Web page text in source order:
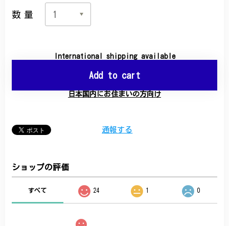
数量
International shipping available
Add to cart
日本国内にお住まいの方向け
通報する
ショップの評価
すべて 24 1 0